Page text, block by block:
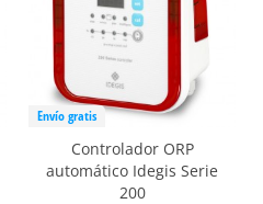
Envío gratis
Controlador ORP
automático Idegis Serie
200